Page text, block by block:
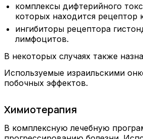
комплексы дифтерийного
которых находится рецептор
ингибиторы рецептора
лимфоцитов.
В некоторых случаях также
Используемые израильскими
побочных эффектов.
Химиотерапия
В комплексную лечебную